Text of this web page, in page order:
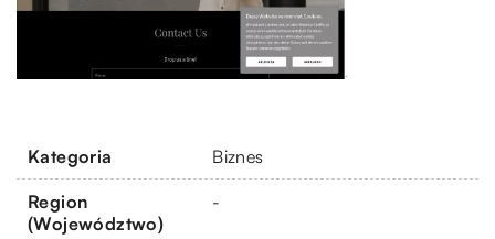
Kategoria Biznes
Region
(Województwo)
-